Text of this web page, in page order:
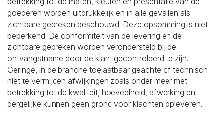
goederen worden uitdrukkelijk en in alle gevallen als
zichtbare gebreken beschouwd. Deze opsomming is niet
beperkend. De conformiteit van de levering en de
zichtbare gebreken worden verondersteld bij de
ontvangstname door de klant gecontroleerd te zijn.
Geringe, in de branche toelaatbaar geachte of technisch
niet te vermijden afwijkingen zoals onder meer met
betrekking tot de kwaliteit, hoeveelheid, afwerking en
dergelijke kunnen geen grond voor klachten opleveren.